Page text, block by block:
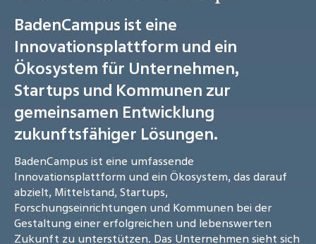
BadenCampus ist eine
Innovationsplattform und ein
Ökosystem für Unternehmen,
Startups und Kommunen zur
gemeinsamen Entwicklung
zukunftsfähiger Lösungen.
BadenCampus ist eine umfassende
Innovationsplattform und ein Ökosystem, das darauf
abzielt, Mittelstand, Startups,
Forschungseinrichtungen und Kommunen bei der
Gestaltung einer erfolgreichen und lebenswerten
Zukunft zu unterstützen. Das Unternehmen sieht sich